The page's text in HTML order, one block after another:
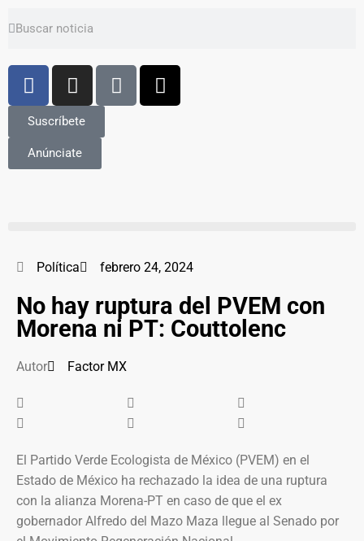
Suscríbete
Anúnciate
Política febrero 24, 2024
No hay ruptura del PVEM con
Morena ni PT: Couttolenc
Autor Factor MX
El Partido Verde Ecologista de México (PVEM) en el
Estado de México ha rechazado la idea de una ruptura
con la alianza Morena-PT en caso de que el ex
gobernador Alfredo del Mazo Maza llegue al Senado por